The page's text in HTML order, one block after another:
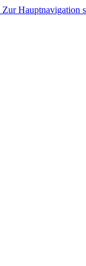
Zur Hauptnavigation